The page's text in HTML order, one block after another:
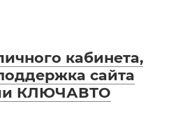
кабинета,
сайта
КЛЮЧАВТО